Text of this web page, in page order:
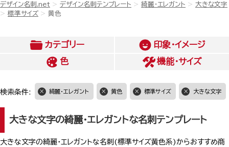
デザイン名刺.net デザイン名刺テンプレート 綺麗・エレガント
大きな文字
標準サイズ
黄色
カテゴリー
印象・イメージ
色
機能・サイズ
検索条件: 綺麗・エレガント 黄色 標準サイズ 大きな文字
大きな文字の綺麗・エレガントな名刺テンプレート
大きな文字の綺麗・エレガントな名刺(標準サイズ黄色系)からおすすめ商